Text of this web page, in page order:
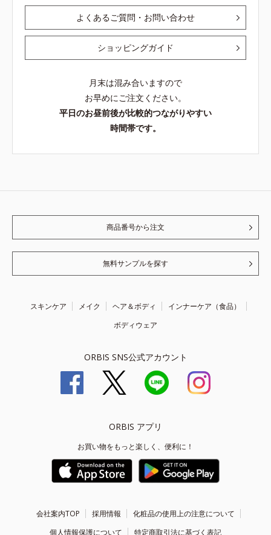
よくあるご質問・お問い合わせ
ショッピングガイド
月末は混み合いますので
お早めにご注文ください。
平日のお昼前後が比較的つながりやすい
時間帯です。
商品番号から注文
無料サンプルを探す
スキンケア メイク ヘア＆ボディ
インナーケア（食品）
ボディウェア
ORBIS SNS公式アカウント
ORBIS アプリ
お買い物をもっと楽しく、便利に！
会社案内TOP 採用情報
化粧品の使用上の注意について
個人情報保護について
特定商取引法に基づく表記